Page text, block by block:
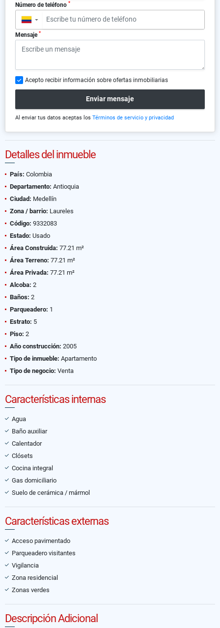
Número de teléfono *
▼
Mensaje *
Acepto recibir información sobre ofertas inmobiliarias
Enviar mensaje
Al enviar tus datos aceptas los Términos de servicio y privacidad
Detalles del inmueble
País: Colombia
Departamento: Antioquia
Ciudad: Medellín
Zona / barrio: Laureles
Código: 9332083
Estado: Usado
Área Construida: 77.21 m²
Área Terreno: 77.21 m²
Área Privada: 77.21 m²
Alcoba: 2
Baños: 2
Parqueadero: 1
Estrato: 5
Piso: 2
Año construcción: 2005
Tipo de inmueble: Apartamento
Tipo de negocio: Venta
Características internas
Agua
Baño auxiliar
Calentador
Clósets
Cocina integral
Gas domiciliario
Suelo de cerámica / mármol
Características externas
Acceso pavimentado
Parqueadero visitantes
Vigilancia
Zona residencial
Zonas verdes
Descripción Adicional